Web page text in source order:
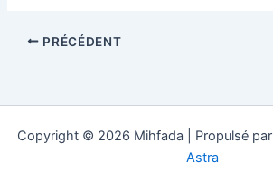
PRÉCÉDENT
Copyright © 2026 Mihfada | Propulsé par
Astra